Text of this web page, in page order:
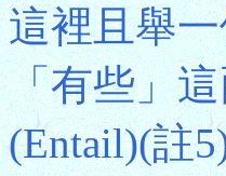
這裡且舉
「有些」
(Entail)(註